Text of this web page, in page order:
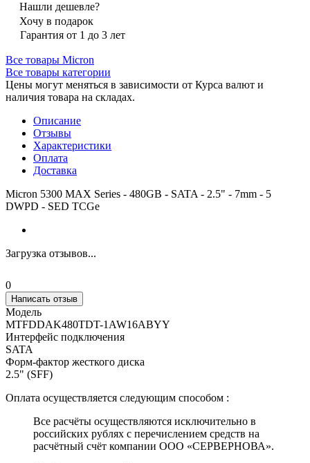
Нашли дешевле?
Хочу в подарок
Гарантия от 1 до 3 лет
Все товары Micron
Все товары категории
Цены могут меняться в зависимости от Курса валют и
наличия товара на складах.
Описание
Отзывы
Характеристики
Оплата
Доставка
Micron 5300 MAX Series - 480GB - SATA - 2.5" - 7mm - 5
DWPD - SED TCGe
Загрузка отзывов...
0
Написать отзыв
Модель
MTFDDAK480TDT-1AW16ABYY
Интерфейс подключения
SATA
Форм-фактор жесткого диска
2.5" (SFF)
Оплата осуществляется следующим способом :
Все расчёты осуществляются исключительно в
российских рублях с перечислением средств на
расчётный счёт компании ООО «СЕРВЕРНОВА».